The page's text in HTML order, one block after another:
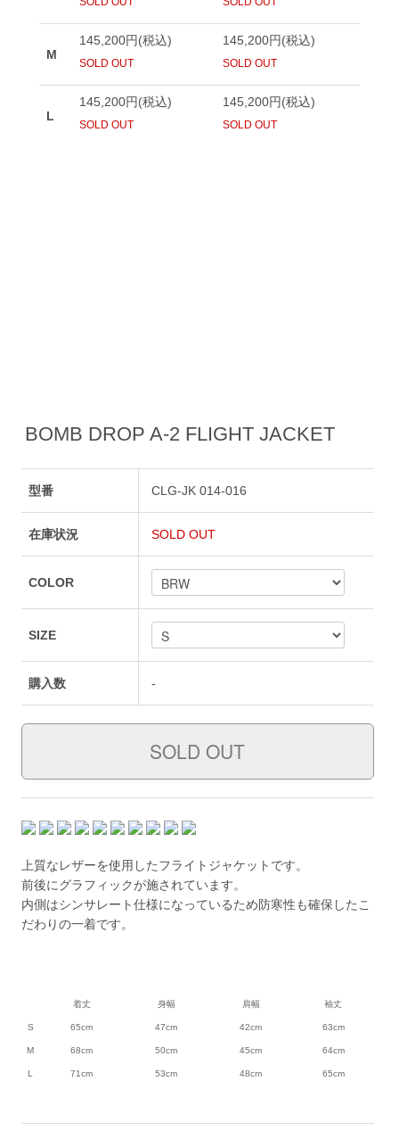
BOMB DROP A-2 FLIGHT JACKET
型番 CLG-JK 014-016
在庫状況 SOLD OUT
COLOR
SIZE
購入数 -
上質なレザーを使用したフライトジャケットです。
前後にグラフィックが施されています。
内側はシンサレート仕様になっているため防寒性も確保したこ
だわりの一着です。
着丈 身幅 肩幅 袖丈
S 65cm 47cm 42cm 63cm
M 68cm 50cm 45cm 64cm
L 71cm 53cm 48cm 65cm